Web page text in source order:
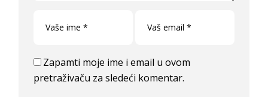
Zapamti moje ime i email u ovom
pretraživaču za sledeći komentar.